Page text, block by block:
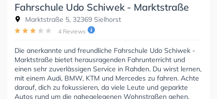
Fahrschule Udo Schiwek - Marktstraße
Marktstraße 5, 32369 Sielhorst
4 Reviews
Die anerkannte und freundliche Fahrschule Udo Schiwek -
Marktstraße bietet herausragenden Fahrunterricht und
einen sehr zuverlässigen Service in Rahden. Du wirst lernen,
mit einem Audi, BMW, KTM und Mercedes zu fahren. Achte
darauf, dich zu fokussieren, da viele Leute und geparkte
Autos rund um die nahegelegenen Wohnstraßen gehen,